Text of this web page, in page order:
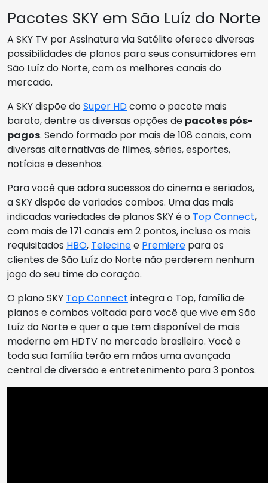
Pacotes SKY em São Luíz do Norte
A SKY TV por Assinatura via Satélite oferece diversas
possibilidades de planos para seus consumidores em
São Luíz do Norte, com os melhores canais do
mercado.
A SKY dispõe doSuper HDcomo o pacote mais
barato, dentre as diversas opções de pacotes pós-
pagos. Sendo formado por mais de 108 canais, com
diversas alternativas de filmes, séries, esportes,
notícias e desenhos.
Para você que adora sucessos do cinema e seriados,
a SKY dispõe de variados combos. Uma das mais
indicadas variedades de planos SKY é o Top Connect,
com mais de 171 canais em 2 pontos, incluso os mais
requisitados HBO, Telecinee Premiere para os
clientes de São Luíz do Norte não perderem nenhum
jogo do seu time do coração.
O plano SKY Top Connect integra o Top, família de
planos e combos voltada para você que vive em São
Luíz do Norte e quer o que tem disponível de mais
moderno em HDTV no mercado brasileiro. Você e
toda sua família terão em mãos uma avançada
central de diversão e entretenimento para 3 pontos.